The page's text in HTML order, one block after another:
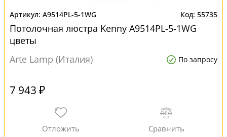
A9514PL-5-1WG 55735
Потолочная люстра Kenny A9514PL-5-1WG
цветы
Arte Lamp (Италия)
По запросу
7 943 ₽